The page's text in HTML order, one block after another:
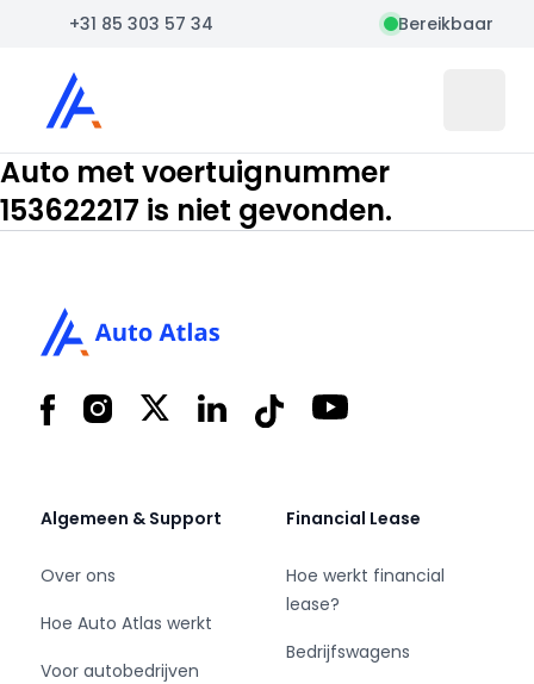
+31 85 303 57 34 Bereikbaar
Auto Atlas
Auto met voertuignummer
153622217 is niet gevonden.
FacebookInstagram
X LinkedInTiktok YouTube
Algemeen & Support
Over ons
Hoe Auto Atlas werkt
Voor autobedrijven
Financial Lease
Hoe werkt financial
lease?
Bedrijfswagens